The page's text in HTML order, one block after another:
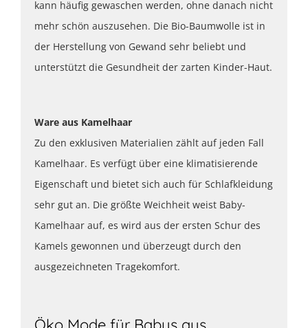
kann häufig gewaschen werden, ohne danach nicht
mehr schön auszusehen. Die Bio-Baumwolle ist in
der Herstellung von Gewand sehr beliebt und
unterstützt die Gesundheit der zarten Kinder-Haut.
Ware aus Kamelhaar
Zu den exklusiven Materialien zählt auf jeden Fall
Kamelhaar. Es verfügt über eine klimatisierende
Eigenschaft und bietet sich auch für Schlafkleidung
sehr gut an. Die größte Weichheit weist Baby-
Kamelhaar auf, es wird aus der ersten Schur des
Kamels gewonnen und überzeugt durch den
ausgezeichneten Tragekomfort.